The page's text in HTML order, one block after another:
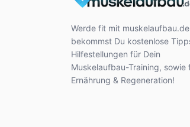
Werde fit mit
bekommst Du kostenlose
Hilfestellungen für Dein
Muskelaufbau-Training, sowie
Ernährung & Regeneration!